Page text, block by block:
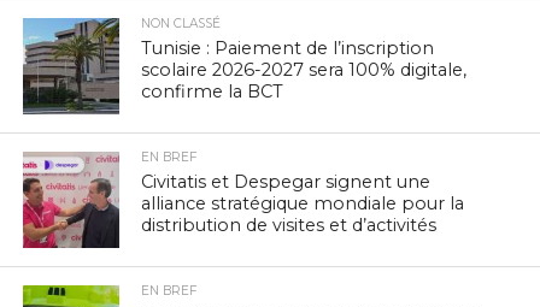
NON CLASSÉ
Tunisie : Paiement de l’inscription
scolaire 2026-2027 sera 100% digitale,
confirme la BCT
EN BREF
Civitatis et Despegar signent une
alliance stratégique mondiale pour la
distribution de visites et d’activités
EN BREF